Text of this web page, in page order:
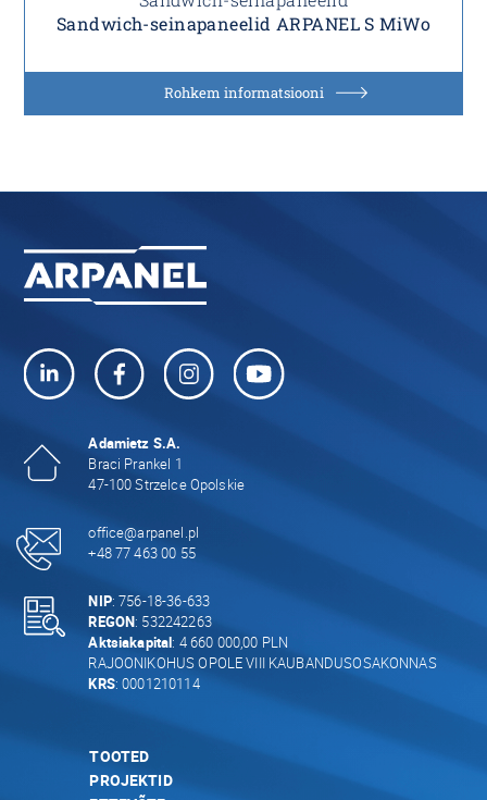
Sandwich-seinapaneelid ARPANEL S MiWo
Rohkem informatsiooni
Adamietz S.A.
Braci Prankel 1
47-100 Strzelce Opolskie
office@arpanel.pl
+48 77 463 00 55
NIP: 756-18-36-633
REGON: 532242263
Aktsiakapital: 4 660 000,00 PLN
RAJOONIKOHUS OPOLE VIII KAUBANDUSOSAKONNAS
KRS: 0001210114
TOOTED
PROJEKTID